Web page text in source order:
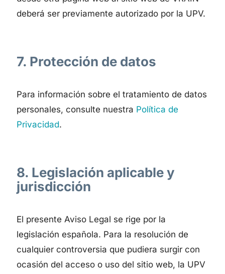
deberá ser previamente autorizado por la UPV.
7. Protección de datos
Para información sobre el tratamiento de datos
personales, consulte nuestra Política de
Privacidad.
8. Legislación aplicable y
jurisdicción
El presente Aviso Legal se rige por la
legislación española. Para la resolución de
cualquier controversia que pudiera surgir con
ocasión del acceso o uso del sitio web, la UPV